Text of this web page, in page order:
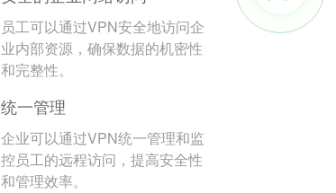
员工可以通过VPN安全地访问企
业内部资源，确保数据的机密性
和完整性。
统一管理
企业可以通过VPN统一管理和监
控员工的远程访问，提高安全性
和管理效率。